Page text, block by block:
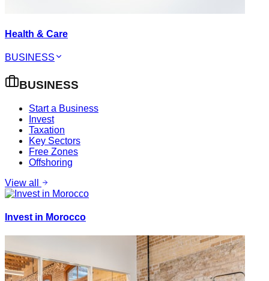
Health & Care
BUSINESS
BUSINESS
Start a Business
Invest
Taxation
Key Sectors
Free Zones
Offshoring
View all
Invest in Morocco